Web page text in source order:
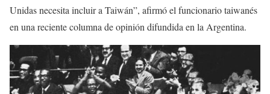
Unidas necesita incluir a Taiwán”, afirmó el funcionario taiwanés
en una reciente columna de opinión difundida en la Argentina.